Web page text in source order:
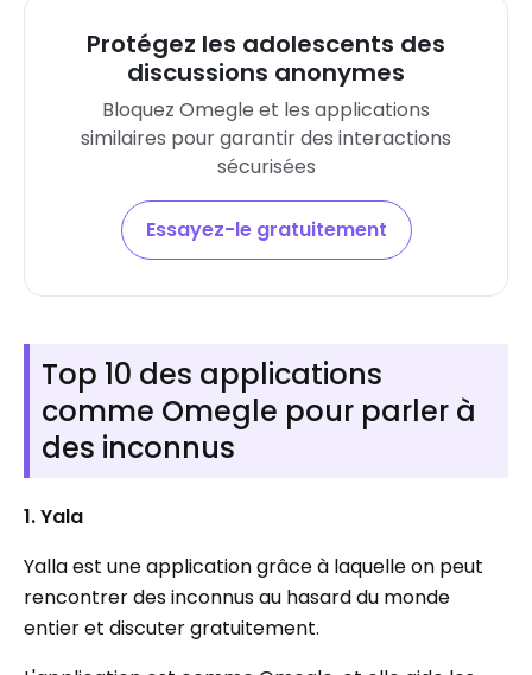
Protégez les adolescents des
discussions anonymes
Bloquez Omegle et les applications
similaires pour garantir des interactions
sécurisées
Essayez-le gratuitement
Top 10 des applications
comme Omegle pour parler à
des inconnus
1. Yala
Yalla est une application grâce à laquelle on peut
rencontrer des inconnus au hasard du monde
entier et discuter gratuitement.